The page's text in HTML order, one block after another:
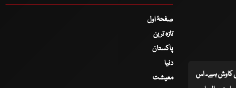
کی کاوش ہے۔ اس
صفحۂ اول
تازہ ترین
پاکستان
دنیا
معیشت